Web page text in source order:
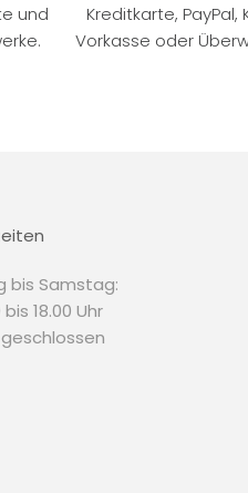
und
Kreditkarte, PayPal,
Vorkasse oder
bis Samstag:
bis 18.00 Uhr